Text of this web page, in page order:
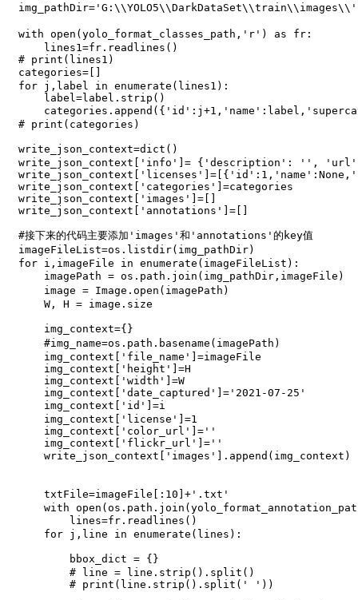
img_pathDir= 'G:\\YOLO5\\DarkDataSet\\train\\images\\'
with open ( yolo_format_classes_path , 'r' ) as fr :
    lines1
=fr . readlines ( )
# print(lines1)
categories=
for j , label in enumerate ( lines1 ) :
    label
=label . strip ( )
    categories
. append ( { 'id' : j +1 , 'name' : label ,
# print(categories)
write_json_context=dict ( )
write_json_context
'info' = { 'description' : '' , 'url'
write_json_context
'licenses' = { 'id' : 1 , 'name' : None ,
write_json_context
'categories' =categories
write_json_context
'images' =
write_json_context
'annotations' =
#接下来的代码主要添加'images'和'annotations'的key值
imageFileList=os . listdir( img_pathDir)
for i , imageFile in enumerate ( imageFileList ) :
    imagePath
= os . path . join ( img_pathDir , imageFile )
    image
= Image . open ( imagePath )
    W
, H = image . size
    img_context
={ }
#img_name=os.path.basename(imagePath)
    img_context
'file_name' =imageFile
    img_context
'height' =H
    img_context
'width' =W
    img_context
'date_captured' = '2021-07-25'
    img_context
'id' =
    img_context
'license' =1
    img_context
'color_url' = ''
    img_context
'flickr_url' = ''
    write_json_context
'images' . append ( img_context )
    txtFile
=imageFile : 10 + '.txt'
with open ( os . path . join (
        lines
=fr . readlines ( )
for j , line in enumerate ( lines ) :
        bbox_dict
= { }
# line = line.strip().split()
# print(line.strip().split(' '))